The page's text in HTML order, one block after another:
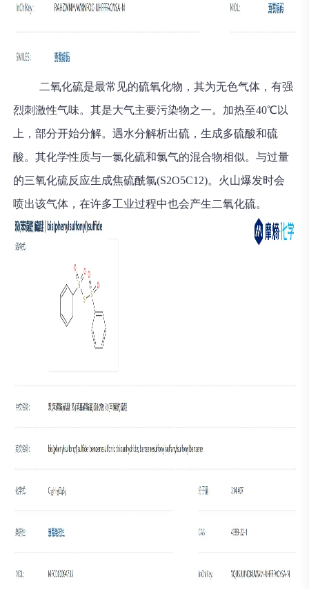
二氧化硫是最常见的硫氧化物，其为无色气体，有强
烈刺激性气味。其是大气主要污染物之一。加热至40℃以
上，部分开始分解。遇水分解析出硫，生成多硫酸和硫
酸。其化学性质与一氯化硫和氯气的混合物相似。与过量
的三氧化硫反应生成焦硫酰氯(S2O5C12)。火山爆发时会
喷出该气体，在许多工业过程中也会产生二氧化硫。